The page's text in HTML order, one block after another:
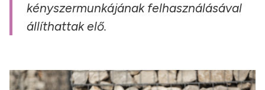
kényszermunkájának felhasználásával
állíthattak elő.